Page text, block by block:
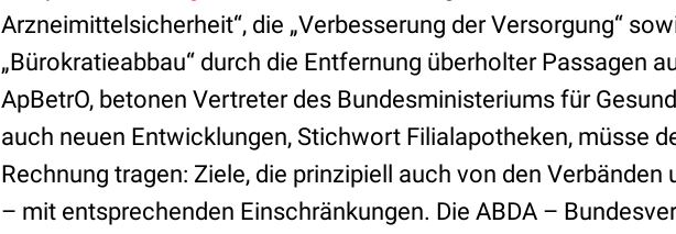
Arzneimittelsicherheit“, die „Verbesserung der Versorgung“
„Bürokratieabbau“ durch die Entfernung überholter Passagen
ApBetrO, betonen Vertreter des Bundesministeriums für
auch neuen Entwicklungen, Stichwort Filialapotheken, müsse
Rechnung tragen: Ziele, die prinzipiell auch von den
– mit entsprechenden Einschränkungen. Die ABDA –